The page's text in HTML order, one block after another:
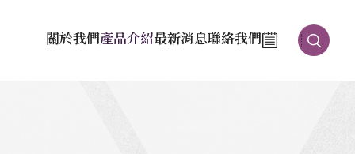
關於我們產品介紹最新消息聯絡我們